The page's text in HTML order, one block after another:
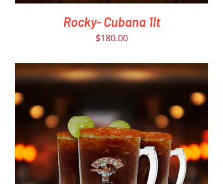
Rocky- Cubana 1lt
$180.00
PEDIR AHORA
DETAILS